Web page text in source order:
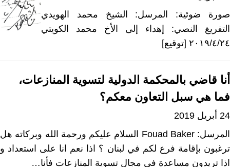
صورة ضوئية: المرسل: الشيخ محمد الهويدي
التفريغ النصي: إهداء إلى الأخ محمد الكويتي
٢٠١٩/٤/٢٤ [توقيع]
أنا قاضي بالمحكمة الدولية لتسوية المنازعات،
فما هي سبل التعاون معكم؟
24 أبريل 2019
المرسل: Fouad Baker السلام عليكم ورحمة الله وبركاته هل
ترغبون بإقامة فرع لكم في لبنان ؟ اذا نعم انا على استعداد و
اذا تريدون مساعدة في مجال تسوية المنازعات فأنا…